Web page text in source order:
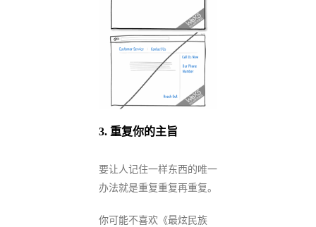
3. 重复你的主旨
要让人记住一样东西的唯一
办法就是重复重复再重复。
你可能不喜欢《最炫民族